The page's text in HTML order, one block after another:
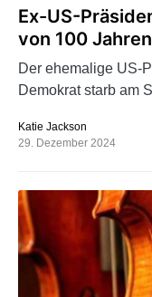
Ex-US-
von 100
Der ehemalige US-
Demokrat starb am
Katie Jackson
29. Dezember 2024